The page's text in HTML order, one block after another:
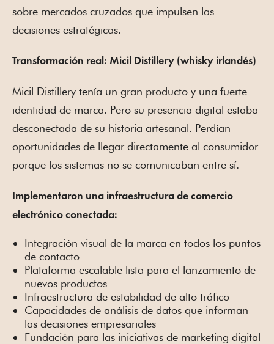
sobre mercados cruzados que impulsen las
decisiones estratégicas.
Transformación real: Micil Distillery (whisky irlandés)
Micil Distillery tenía un gran producto y una fuerte
identidad de marca. Pero su presencia digital estaba
desconectada de su historia artesanal. Perdían
oportunidades de llegar directamente al consumidor
porque los sistemas no se comunicaban entre sí.
Implementaron una infraestructura de comercio
electrónico conectada:
Integración visual de la marca en todos los puntos
de contacto
Plataforma escalable lista para el lanzamiento de
nuevos productos
Infraestructura de estabilidad de alto tráfico
Capacidades de análisis de datos que informan
las decisiones empresariales
Fundación para las iniciativas de marketing digital